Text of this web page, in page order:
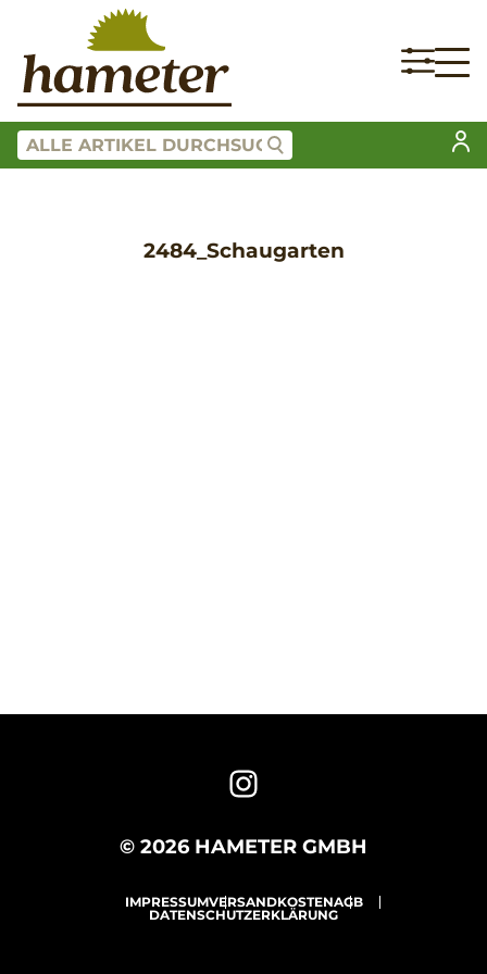
2484_Schaugarten
© 2026 HAMETER GMBH
IMPRESSUMVERSANDKOSTENAGB
DATENSCHUTZERKLÄRUNG